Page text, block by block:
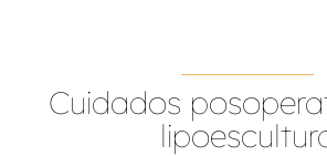
Cuidados